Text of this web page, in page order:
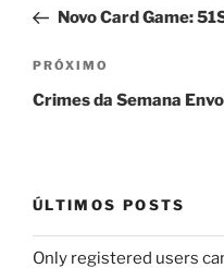
Post
anterior
Novo Card Game:
Próximo
post
PRÓXIMO
Crimes da Semana
ÚLTIMOS POSTS
Only registered users